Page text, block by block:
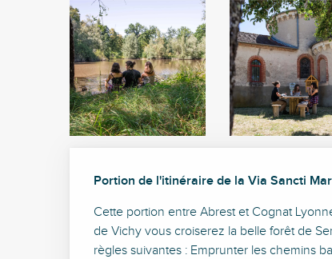
Description
Portion de l'itinéraire de la Via Sancti
Cette portion entre Abrest et Cognat
de Vichy vous croiserez la belle forêt de
règles suivantes : Emprunter les chemins